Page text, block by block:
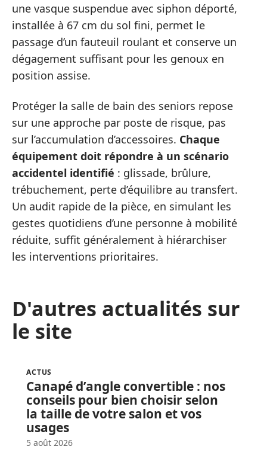
une vasque suspendue avec siphon déporté,
installée à 67 cm du sol fini, permet le
passage d’un fauteuil roulant et conserve un
dégagement suffisant pour les genoux en
position assise.
Protéger la salle de bain des seniors repose
sur une approche par poste de risque, pas
sur l’accumulation d’accessoires. Chaque
équipement doit répondre à un scénario
accidentel identifié : glissade, brûlure,
trébuchement, perte d’équilibre au transfert.
Un audit rapide de la pièce, en simulant les
gestes quotidiens d’une personne à mobilité
réduite, suffit généralement à hiérarchiser
les interventions prioritaires.
D'autres actualités sur
le site
ACTUS
Canapé d’angle convertible : nos
conseils pour bien choisir selon
la taille de votre salon et vos
usages
5 août 2026